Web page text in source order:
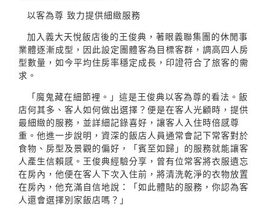
以客為尊 致力提供細緻服務
加入義大天悅飯店後的王俊典，著眼義聯集團的休閒事
業體逐漸成型，因此設定團體客為目標客群，調高四人房
型數量，如今平均住房率穩定成長，印證符合了旅客的需
求。
「魔鬼藏在細節裡。」這是王俊典以客為尊的看法。飯
店何其多、客人如何做出選擇？便是在客人光顧時，提供
最細緻的服務，並詳細記錄喜好，讓客人入住時倍感尊
重。他進一步說明，資深的飯店人員通常會記下常客對於
食物、房型及景觀的偏好，「賓至如歸」的服務就能讓客
人產生信賴感。王俊典經驗分享，曾有位常客將衣服遺忘
在房內，他便在客人下次入住前，將清洗乾淨的衣物放置
在房內，他充滿自信地說：「如此體貼的服務，你認為客
人還會選擇別家飯店嗎？」